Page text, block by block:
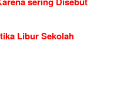
Libur Sekolah